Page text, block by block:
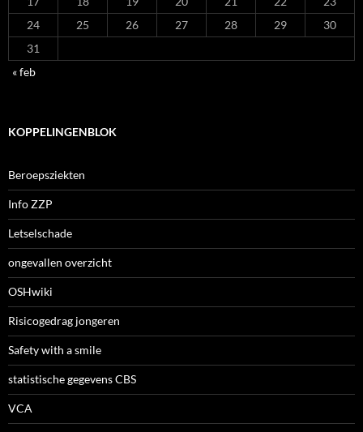
24
25 26 27 28 29
30
31
« feb
KOPPELINGENBLOK
Beroepsziekten
Info ZZP
Letselschade
ongevallen overzicht
OSHwiki
Risicogedrag jongeren
Safety with a smile
statistische gegevens CBS
VCA